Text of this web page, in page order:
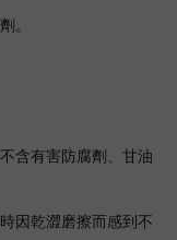
。
含有害防腐劑、甘油
因乾澀磨擦而感到不